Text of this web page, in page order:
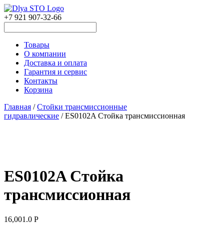
+7 921 907-32-66
Товары
О компании
Доставка и оплата
Гарантия и сервис
Контакты
Корзина
Главная /Стойки трансмиссионные
гидравлические / ES0102A Стойка трансмиссионная
ES0102A Стойка
трансмиссионная
16,001.0 Р